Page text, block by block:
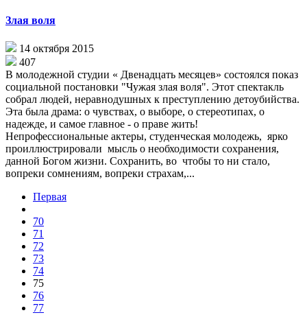
Злая воля
14 октября 2015
407
В молодежной студии « Двенадцать месяцев» состоялся показ
социальной постановки "Чужая злая воля". Этот спектакль
собрал людей, неравнодушных к преступлению детоубийства.
Эта была драма: о чувствах, о выборе, о стереотипах, о
надежде, и самое главное - о праве жить!
Непрофессиональные актеры, студенческая молодежь, ярко
проиллюстрировали мысль о необходимости сохранения,
данной Богом жизни. Сохранить, во чтобы то ни стало,
вопреки сомнениям, вопреки страхам,...
Первая
70
71
72
73
74
75
76
77